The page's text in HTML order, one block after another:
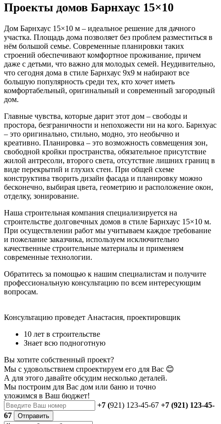
Проекты домов Барнхаус 15×10
Дом Барнхаус 15×10 м – идеальное решение для дачного
участка. Площадь дома позволяет без проблем разместиться в
нём большой семье. Современные планировки таких
строений обеспечивают комфортное проживание, причем
даже с детьми, что важно для молодых семей. Неудивительно,
что сегодня дома в стиле Барнхаус 9х9 м набирают все
большую популярность среди тех, кто хочет иметь
комфортабельный, оригинальный и современный загородный
дом.
Главные чувства, которые дарит этот дом – свободы и
простора, безграничности и непохожести ни на кого. Барнхуас
– это оригинально, стильно, модно, это необычно и
креативно. Планировка – это возможность совмещения зон,
свободной кройки пространства, обязательное присутствие
жилой антресоли, второго света, отсутствие лишних границ в
виде перекрытий и глухих стен. При общей схеме
конструктива творить дизайн фасада и планировку можно
бесконечно, выбирая цвета, геометрию и расположение окон,
отделку, зонирование.
Наша строительная компания специализируется на
строительстве долговечных домов в стиле Барнхаус 15×10 м.
При осуществлении работ мы учитываем каждое требование
и пожелание заказчика, используем исключительно
качественные строительные материалы и применяем
современные технологии.
Обратитесь за помощью к нашим специалистам и получите
профессиональную консультацию по всем интересующим
вопросам.
Консультацию проведет Анастасия, проектировщик
10 лет в строительстве
Знает всю подноготную
Вы хотите собственный проект?
Мы с удовольствием спроектируем его для Вас 😊
А для этого давайте обсудим несколько деталей.
Мы построим для Вас дом или баню и точно
уложимся в Ваш бюджет!
+7 (921) 123-45-67 +7 (921) 123-45-
67
Отправить